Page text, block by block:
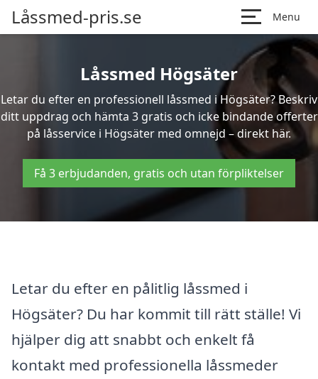
Låssmed-pris.se Menu
Låssmed Högsäter
Letar du efter en professionell låssmed i Högsäter? Beskriv
ditt uppdrag och hämta 3 gratis och icke bindande offerter
på låsservice i Högsäter med omnejd – direkt här.
Få 3 erbjudanden, gratis och utan förpliktelser
Letar du efter en pålitlig låssmed i
Högsäter? Du har kommit till rätt ställe! Vi
hjälper dig att snabbt och enkelt få
kontakt med professionella låssmeder